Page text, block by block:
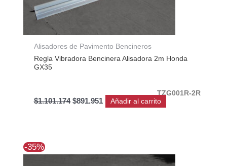
Alisadores de Pavimento Bencineros
Regla Vibradora Bencinera Alisadora 2m Honda
GX35
TZG001R-2R
$1.101.174 $891.951 Añadir al carrito
-35%
precio
precio